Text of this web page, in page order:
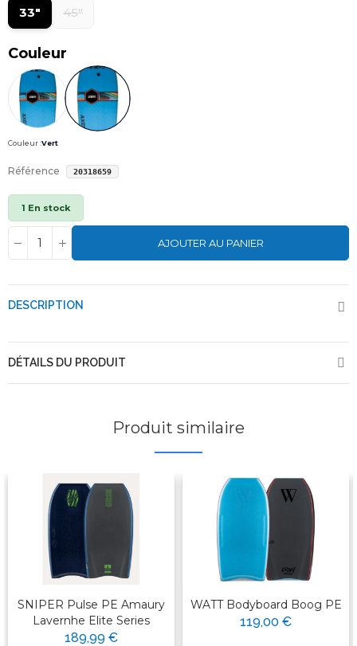
33" 45"
Couleur
Couleur :Vert
Référence 20318659
1 En stock
AJOUTER AU PANIER
DESCRIPTION
DÉTAILS DU PRODUIT
Produit similaire
SNIPER Pulse PE Amaury
Lavernhe Elite Series
189,99 €
WATT Bodyboard Boog PE
119,00 €